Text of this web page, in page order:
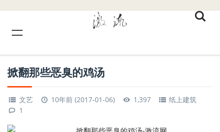
掀翻那些恶臭的鸡汤
文艺 10年前 (2017-01-06) 1,397
纸上建筑
1